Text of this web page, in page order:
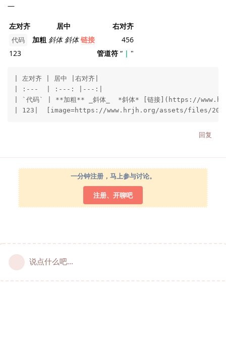
—
左对齐 居中 右对齐
代码 加粗 斜体 斜体 链接
456
123
管道符 “ | "
| 左对齐 | 居中 |右对齐|
| :---  | :---: |---:|
| `代码` | **加粗** _斜体_  *斜体* [链接](https://
| 123|  [image=https://www.hrjh.org/assets/files/
回复
一分钟注册，马上参与讨论。
注册、开聊吧
说点什么吧...